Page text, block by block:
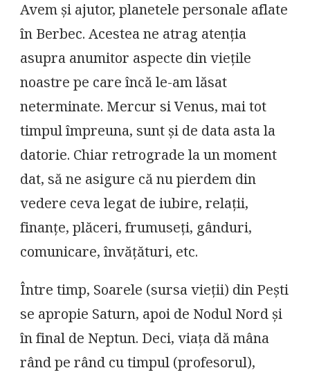
Avem și ajutor, planetele personale aflate
în Berbec. Acestea ne atrag atenția
asupra anumitor aspecte din viețile
noastre pe care încă le-am lăsat
neterminate. Mercur si Venus, mai tot
timpul împreuna, sunt și de data asta la
datorie. Chiar retrograde la un moment
dat, să ne asigure că nu pierdem din
vedere ceva legat de iubire, relații,
finanțe, plăceri, frumuseți, gânduri,
comunicare, învățături, etc.
Între timp, Soarele (sursa vieții) din Pești
se apropie Saturn, apoi de Nodul Nord și
în final de Neptun. Deci, viața dă mâna
rând pe rând cu timpul (profesorul),